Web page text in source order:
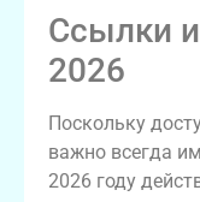
Ссылки
2026
Поскольку
важно всегда
2026 году